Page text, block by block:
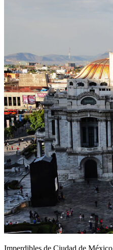
Imperdibles de Ciudad de México